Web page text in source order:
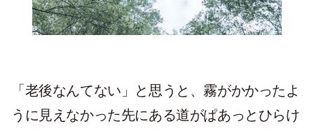
「老後なんてない」と思うと、霧がかかったよ
うに見えなかった先にある道がぱあっとひらけ